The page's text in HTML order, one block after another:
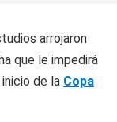
arrojaron
que le impedirá
de la Copa